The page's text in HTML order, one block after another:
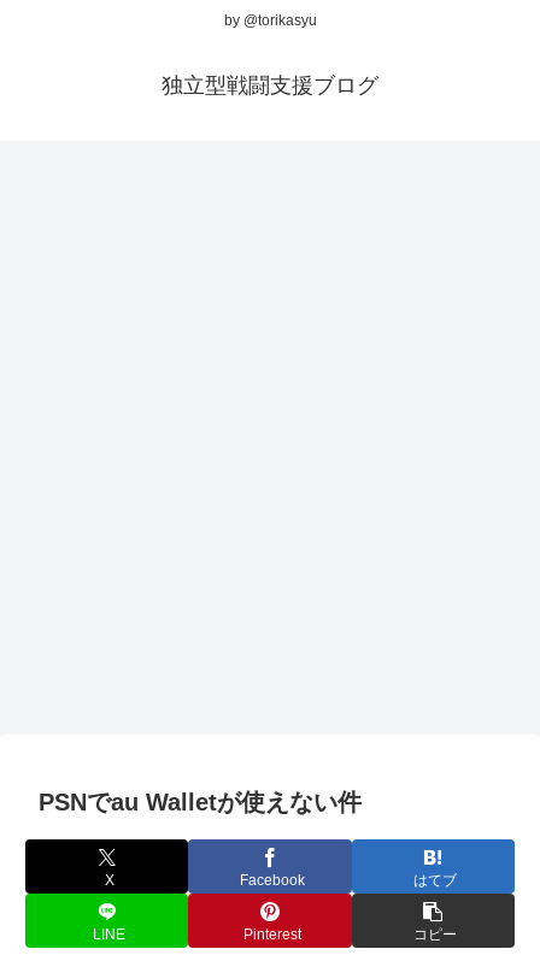
by @torikasyu
独立型戦闘支援ブログ
PSNでau Walletが使えない件
X Facebook はてブ
LINE Pinterest コピー